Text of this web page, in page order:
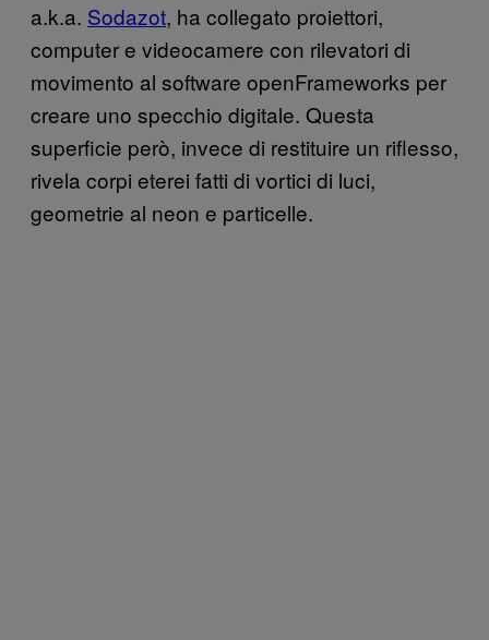
a.k.a. Sodazot, ha collegato proiettori,
computer e videocamere con rilevatori di
movimento al software openFrameworks per
creare uno specchio digitale. Questa
superficie però, invece di restituire un riflesso,
rivela corpi eterei fatti di vortici di luci,
geometrie al neon e particelle.